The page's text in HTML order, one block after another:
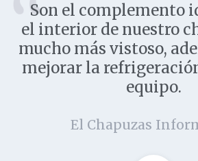
Son el complemento
el interior de nuestro
mucho más vistoso,
mejorar la
equipo.
El Chapuzas